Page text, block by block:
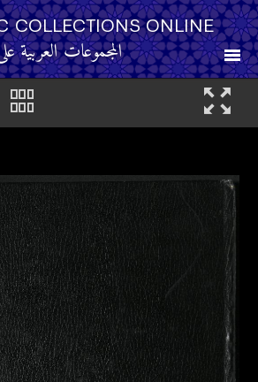
COLLECTIONS ONLINE
المجموعات العربية
About
Browse
Browse by Category
Search